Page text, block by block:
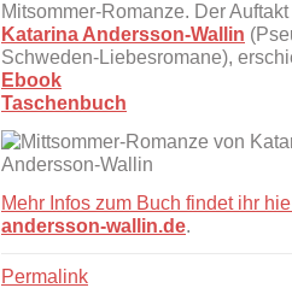
Mitsommer-Romanze. Der
Katarina Andersson-Wallin
Schweden-Liebesromane),
Ebook
Taschenbuch
Mehr Infos zum Buch findet ihr
andersson-wallin.de.
Permalink